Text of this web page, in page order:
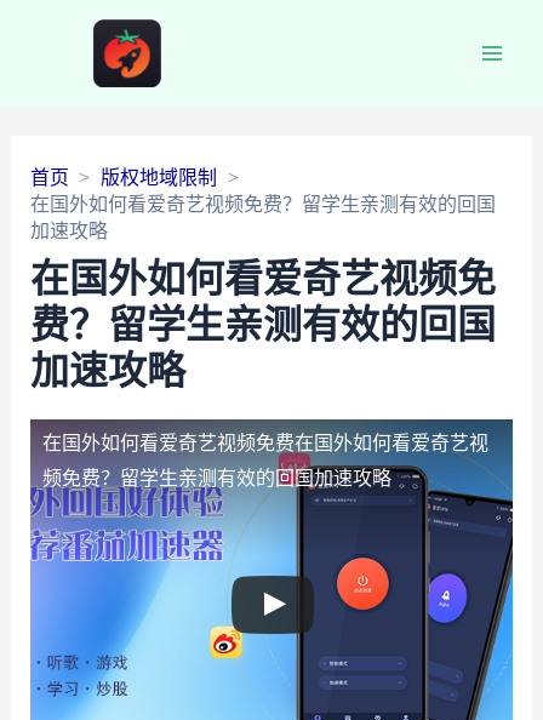
首页
版权地域限制
在国外如何看爱奇艺视频免费？留学生亲测有效的回国
加速攻略
在国外如何看爱奇艺视频免
费？留学生亲测有效的回国
加速攻略
在国外如何看爱奇艺视频免费在国外如何看爱奇艺视
频免费？留学生亲测有效的回国加速攻略